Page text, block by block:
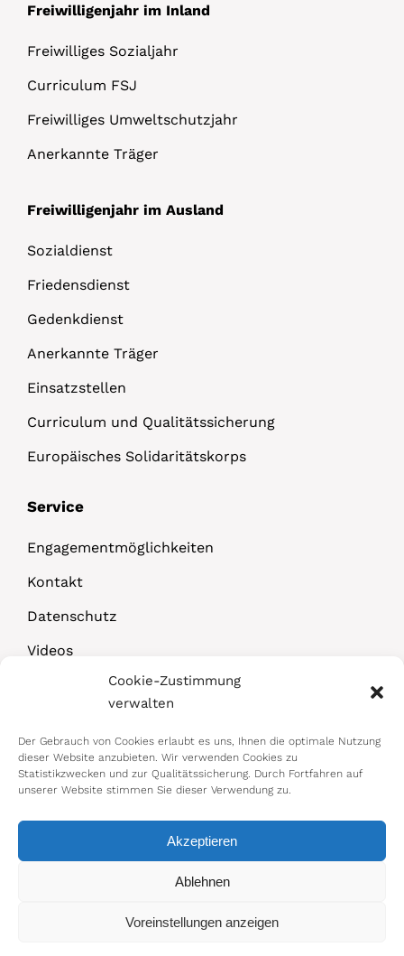
Cookie-Zustimmung
verwalten
Der Gebrauch von Cookies erlaubt es uns, Ihnen die optimale Nutzung
dieser Website anzubieten. Wir verwenden Cookies zu
Statistikzwecken und zur Qualitätssicherung. Durch Fortfahren auf
unserer Website stimmen Sie dieser Verwendung zu.
Akzeptieren
Ablehnen
Voreinstellungen anzeigen
Freiwilligenjahr im Inland
Freiwilliges Sozialjahr
Curriculum FSJ
Freiwilliges Umweltschutzjahr
Anerkannte Träger
Freiwilligenjahr im Ausland
Sozialdienst
Friedensdienst
Gedenkdienst
Anerkannte Träger
Einsatzstellen
Curriculum und Qualitätssicherung
Europäisches Solidaritätskorps
Service
Engagementmöglichkeiten
Kontakt
Datenschutz
Videos
© 2026 Bundesministerium für Arbeit,
Konsumentenschutz